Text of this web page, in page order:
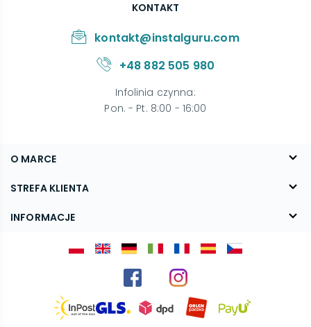
O MARCE
O nas
Blog
STREFA KLIENTA
FAQ
INFORMACJE
KONTAKT
kontakt@instalguru.com
+48 882 505 980
Infolinia czynna:
Pon. - Pt. 8:00 - 16:00